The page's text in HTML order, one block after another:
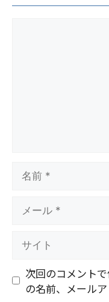
次回のコメント
の名前、メール